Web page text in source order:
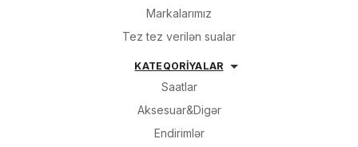
Markalarımız
Tez tez verilən sualar
KATEQORİYALAR
Saatlar
Aksesuar&Digər
Endirimlər